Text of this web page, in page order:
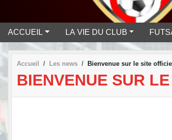
ACCUEIL LA VIE DU CLUB
Accueil Les news Bienvenue sur le site
BIENVENUE SUR